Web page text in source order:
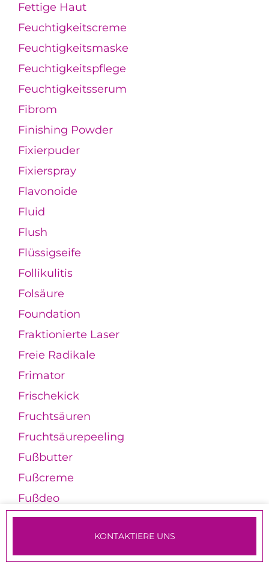
Fettige Haut
Feuchtigkeitscreme
Feuchtigkeitsmaske
Feuchtigkeitspflege
Feuchtigkeitsserum
Fibrom
Finishing Powder
Fixierpuder
Fixierspray
Flavonoide
Fluid
Flush
Flüssigseife
Follikulitis
Folsäure
Foundation
Fraktionierte Laser
Freie Radikale
Frimator
Frischekick
Fruchtsäuren
Fruchtsäurepeeling
Fußbutter
Fußcreme
Fußdeo
Fußmaske
Fußspray
TERMINE & ANMELDUNG
KONTAKTIERE UNS